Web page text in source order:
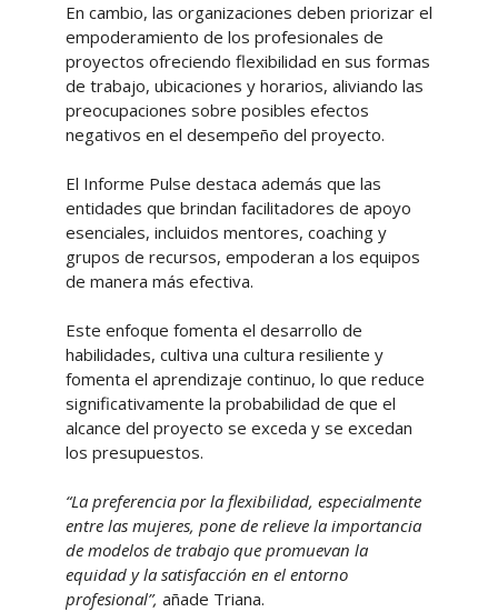
En cambio, las organizaciones deben priorizar el
empoderamiento de los profesionales de
proyectos ofreciendo flexibilidad en sus formas
de trabajo, ubicaciones y horarios, aliviando las
preocupaciones sobre posibles efectos
negativos en el desempeño del proyecto.
El Informe Pulse destaca además que las
entidades que brindan facilitadores de apoyo
esenciales, incluidos mentores, coaching y
grupos de recursos, empoderan a los equipos
de manera más efectiva.
Este enfoque fomenta el desarrollo de
habilidades, cultiva una cultura resiliente y
fomenta el aprendizaje continuo, lo que reduce
significativamente la probabilidad de que el
alcance del proyecto se exceda y se excedan
los presupuestos.
“La preferencia por la flexibilidad, especialmente
entre las mujeres, pone de relieve la importancia
de modelos de trabajo que promuevan la
equidad y la satisfacción en el entorno
profesional”, añade Triana.